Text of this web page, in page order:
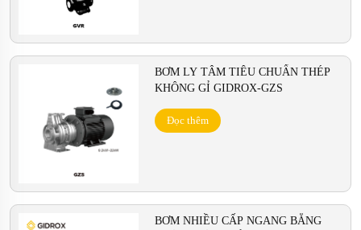
BƠM LY TÂM TIÊU CHUẨN THÉP
KHÔNG GỈ GIDROX-GZS
Đọc thêm
BƠM NHIỀU CẤP NGANG BẰNG